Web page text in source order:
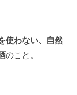
使わない、自然
のこと。